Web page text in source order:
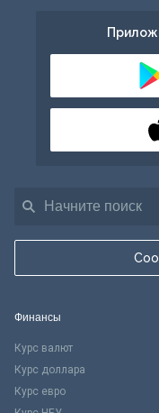
Финансы
Курс валют
Курс доллара
Курс евро